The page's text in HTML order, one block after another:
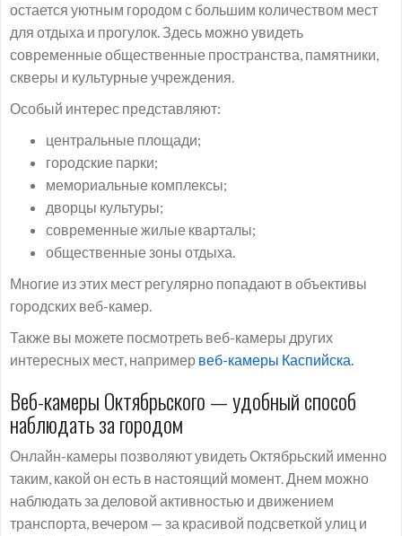
остается уютным городом с большим количеством мест
для отдыха и прогулок. Здесь можно увидеть
современные общественные пространства, памятники,
скверы и культурные учреждения.
Особый интерес представляют:
центральные площади;
городские парки;
мемориальные комплексы;
дворцы культуры;
современные жилые кварталы;
общественные зоны отдыха.
Многие из этих мест регулярно попадают в объективы
городских веб-камер.
Также вы можете посмотреть веб-камеры других
интересных мест, например веб-камеры Каспийска.
Веб-камеры Октябрьского — удобный способ
наблюдать за городом
Онлайн-камеры позволяют увидеть Октябрьский именно
таким, какой он есть в настоящий момент. Днем можно
наблюдать за деловой активностью и движением
транспорта, вечером — за красивой подсветкой улиц и